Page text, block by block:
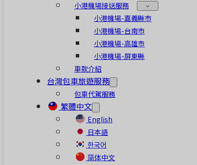
小港機場接送服務
小港機場-嘉義縣市
小港機場-台南市
小港機場-高雄市
小港機場-屏東縣
車款介紹
台灣包車旅遊服務
包車代駕服務
繁體中文
English
日本語
한국어
简体中文